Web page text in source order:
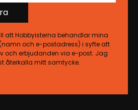
att Hobbyisterna behandlar mina
och e-postadress) i syfte att
och erbjudanden via e-post. Jag
återkalla mitt samtycke.